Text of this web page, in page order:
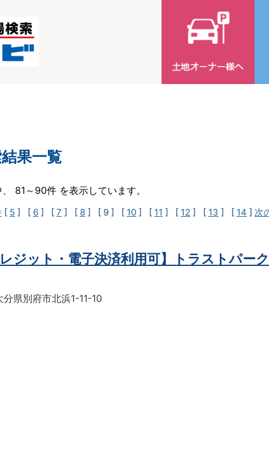
果一覧
81～90件 を表示しています。
[ 5 ] [ 6 ] [ 7 ] [ 8 ] [ 9 ] [ 10 ] [ 11 ] [ 12 ] [ 13 ] [ 14 ] 次
レジット・電子決済利用可】トラストパー
分県別府市北浜1-11-10